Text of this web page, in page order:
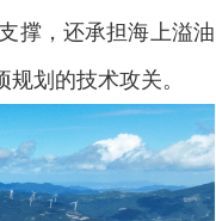
撑，还承担海上溢油
划的技术攻关。